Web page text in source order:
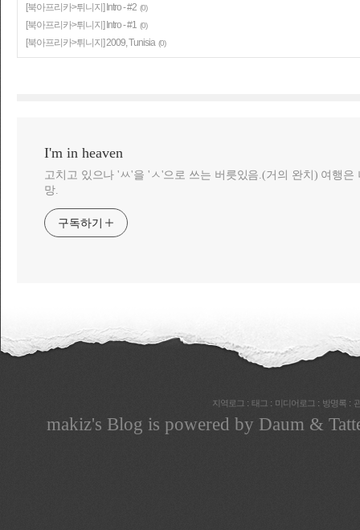
[북아프리카>튀니지] Intro - #2 (0)
[북아프리카>튀니지] Intro - #1 (0)
[북아프리카>튀니지] 2009, Tunisia (0)
I'm in heaven
고치고 있으나 'ㅆ'을 'ㅅ'으로 쓰는 버릇있음.(거의 완치) 여행
망.
구독하기
지역로그: 태그: 미디어로그: 방명록:
makiz's Blog is powered by Daum &